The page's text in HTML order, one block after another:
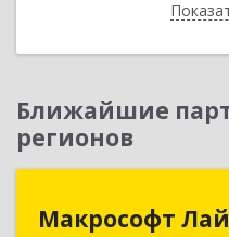
Ближайшие
регионов
Макрософт